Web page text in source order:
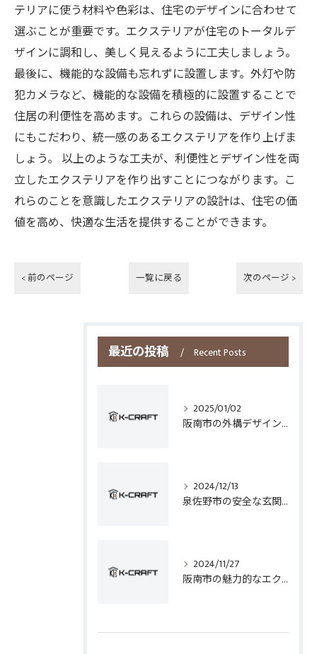
テリアに使う材料や色彩は、住宅のデザインに合わせて
選ぶことが重要です。エクステリアが住宅のトータルデ
ザインに調和し、美しく見えるように工夫しましょう。
最後に、機能的な設備も忘れずに設置します。外灯や防
犯カメラなど、機能的な設備を積極的に設置することで
住居の利便性を高めます。これらの設備は、デザイン性
にもこだわり、統一感のあるエクステリアを作り上げま
しょう。 以上のような工夫が、利便性とデザイン性を両
立したエクステリアを作り出すことにつながります。こ
れらのことを意識したエクステリアの設計は、住宅の価
値を高め、快適な生活を提供することができます。
< 前のページ 一覧に戻る 次のページ >
最近の投稿 Recent Posts
2025/01/02
阪南市の外構デザインとフェンス選びのポイント
2024/12/13
泉佐野市の安全な玄関手すり設置技術
2024/11/27
阪南市の魅力的なエクステリアデザイン